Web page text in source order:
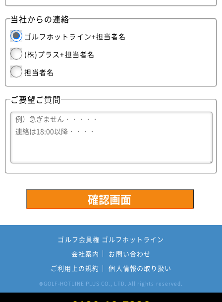
当社からの連絡
ゴルフホットライン+担当者名
(株)プラス+担当者名
担当者名
ご要望ご質問
ゴルフ会員権 ゴルフホットライン
会社案内
お問い合わせ
ご利用上の規約
個人情報の取り扱い
© GOLF-HOTLINE PLUS CO., LTD. All rights reserved.